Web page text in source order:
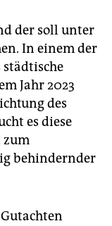
der soll unter
In einem der
städtische
Jahr 2023
des
es diese
zum
behindernder